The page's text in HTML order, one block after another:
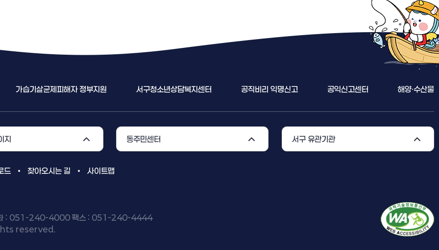
서구청소년상담복지센터 공직비리 익명신고 공익신고센터 해양·수산물방사능안전정보 전세사
지 동주민센터 서구 유관기관
드 찾아오시는 길 사이트맵
전화 : 051-240-4000 팩스 : 051-240-4444
reserved.